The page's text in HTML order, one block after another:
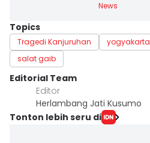
News
Topics
Tragedi Kanjuruhan yogyakarta
salat gaib
Editorial Team
Editor
Herlambang Jati Kusumo
Tonton lebih seru di